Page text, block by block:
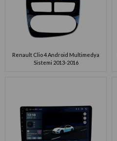
Renault Clio 4 Android Multimedya
Sistemi 2013-2016